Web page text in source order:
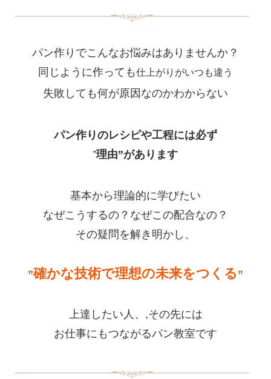
パン作りでこんなお悩みはありませんか？
同じように作っても仕上がりがいつも違う
失敗しても何が原因なのかわからない
パン作りのレシピや工程には必ず
”理由”があります
基本から理論的に学びたい
なぜこうするの？なぜこの配合なの？
その疑問を解き明かし、
”確かな技術で理想の未来をつくる ”
上達したい人、,その先には
お仕事にもつながるパン教室です